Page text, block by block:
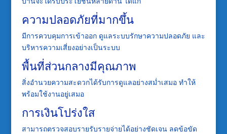
ความปลอดภัยที่มากขึ้น
มีการควบคุมการเข้าออก ดูแลระบบรักษาความปลอดภัย และ
บริหารความเสี่ยงอย่างเป็นระบบ
พื้นที่ส่วนกลางมีคุณภาพ
สิ่งอำนวยความสะดวกได้รับการดูแลอย่างสม่ำเสมอ ทำให้
พร้อมใช้งานอยู่เสมอ
การเงินโปร่งใส
สามารถตรวจสอบรายรับรายจ่ายได้อย่างชัดเจน ลดข้อขัด